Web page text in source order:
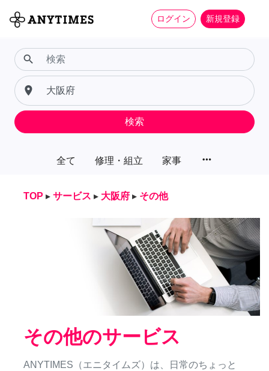
ログイン 新規登録
全て 修理・組立 家事 more_horiz
search
place
検索
TOP ▸ サービス ▸ 大阪府 ▸ その他
その他のサービス
ANYTIMES（エニタイムズ）は、日常のちょっと